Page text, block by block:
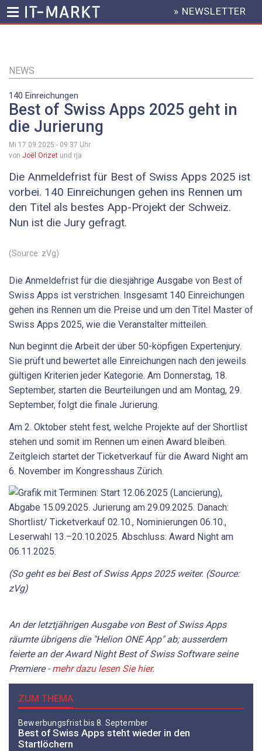
Inhalt
HEADER
MENU
» NEWSLETTER
NEWS
140 Einreichungen
Best of Swiss Apps 2025 geht in
die Jurierung
Mi 17.09.2025 - 09:37 Uhr
von Joël Orizet und rja
Die Anmeldefrist für Best of Swiss Apps 2025 ist
vorbei. 140 Einreichungen gehen ins Rennen um
den Titel als bestes App-Projekt der Schweiz.
Nun ist die Jury gefragt.
(Source: zVg)
Die Anmeldefrist für die diesjährige Ausgabe von Best of
Swiss Apps ist verstrichen. Insgesamt 140 Einreichungen
gehen ins Rennen um die Preise und um den Titel Master of
Swiss Apps 2025, wie die Veranstalter mitteilen.
Nun beginnt die Arbeit der über 50-köpfigen Expertenjury.
Sie prüft und bewertet alle Einreichungen nach den jeweils
gültigen Kriterien jeder Kategorie. Am Donnerstag, 18.
September, starten die Beurteilungen und am Montag, 29.
September, folgt die finale Jurierung.
Am 2. Oktober steht fest, welche Projekte auf der Shortlist
stehen und somit im Rennen um einen Award bleiben.
Zeitgleich startet der Ticketverkauf für die Award Night am
6. November im Kongresshaus Zürich.
(So geht es bei Best of Swiss Apps 2025 weiter. (Source:
zVg)
An der letztjährigen Ausgabe von Best of Swiss Apps
räumte übrigens die "Helion ONE App" ab; ausserdem
feierte an der Award Night Best of Swiss Software seine
Premiere -mehr dazu lesen Sie hier.
ZUM THEMA
Bewerbungsfrist bis 8. September
Best of Swiss Apps steht wieder in den
Startlöchern